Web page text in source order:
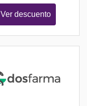
Ver descuento